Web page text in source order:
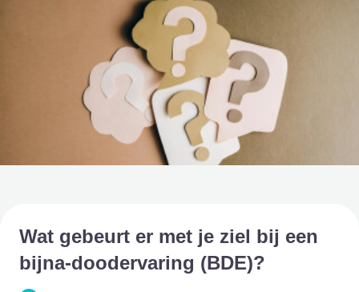
Wat gebeurt er met je ziel bij een
bijna-doodervaring (BDE)?